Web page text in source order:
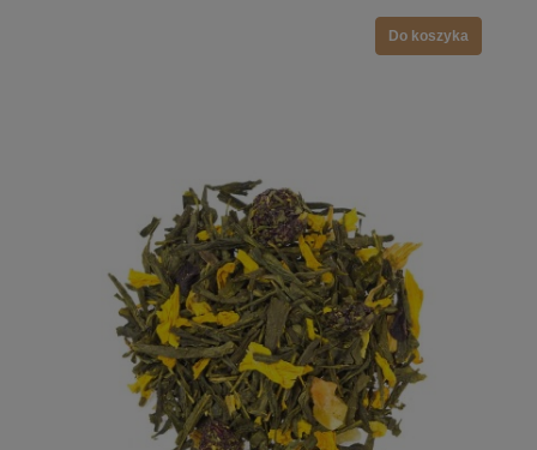
Do koszyka